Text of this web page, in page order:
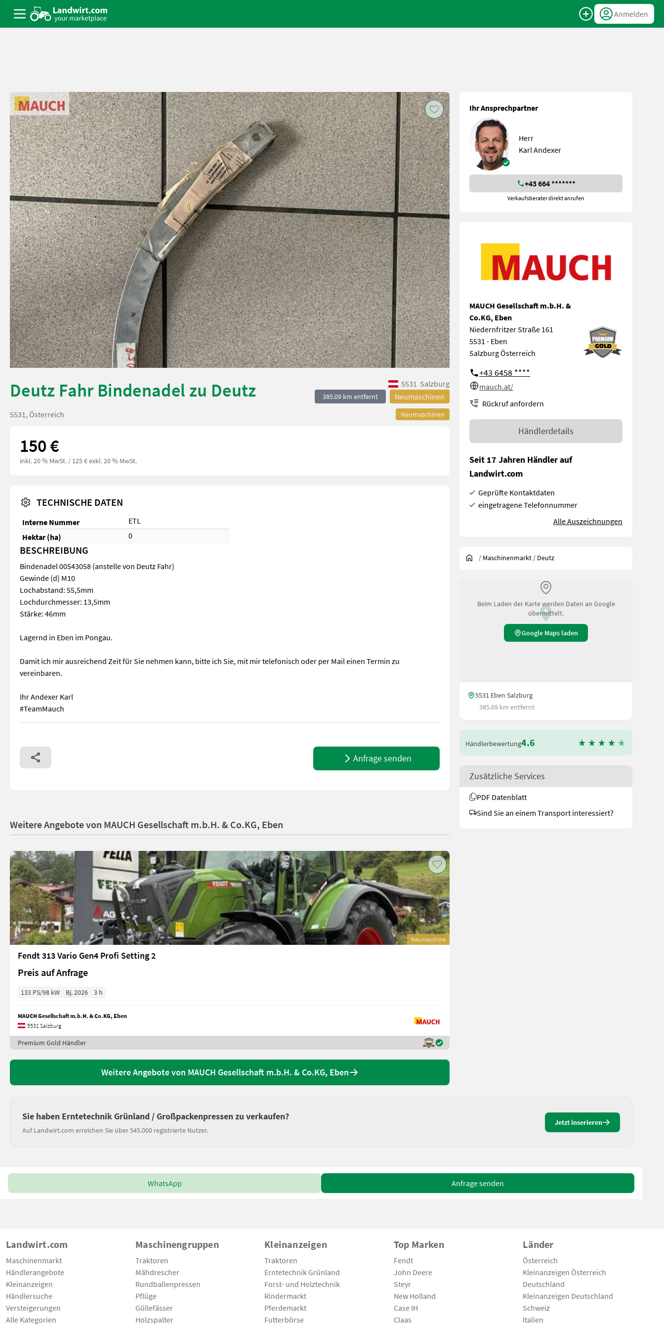
Anmelden
Deutz Fahr Bindenadel zu Deutz 5531 Salzburg
385.09 km entfernt Neumaschinen
Neumaschinen
5531, Österreich
150 €
inkl. 20 % MwSt. / 125 € exkl. 20 % MwSt.
TECHNISCHE DATEN
Interne Nummer
ETL
Hektar (ha)
0
BESCHREIBUNG
Bindenadel 00543058 (anstelle von Deutz Fahr)
Gewinde (d) M10
Lochabstand: 55,5mm
Lochdurchmesser: 13,5mm
Stärke: 46mm
Lagernd in Eben im Pongau.
Damit ich mir ausreichend Zeit für Sie nehmen kann, bitte ich Sie, mit mir telefonisch oder per Mail einen Termin zu
vereinbaren.
Ihr Andexer Karl
#TeamMauch
Bindenadel 00543058 (anstelle von Deutz Fahr) Gewinde (d) M10 Lochabstand: 55,5mm Lochdurchmesser: 13,5mm Stärke: 46mm Lagernd in Eben im Pongau. Damit ich mir ausreichend Zeit
Anfrage senden
Ihr Ansprechpartner
Herr
Karl Andexer
+43 664 *******
Verkaufsberater direkt anrufen
MAUCH Gesellschaft m.b.H. &
Co.KG, Eben
Niedernfritzer Straße 161
5531 - Eben
Salzburg Österreich
+43 6458 ****
mauch.at/
Rückruf anfordern
Händlerdetails
Seit 17 Jahren Händler auf
Landwirt.com
Geprüfte Kontaktdaten
eingetragene Telefonnummer
Alle Auszeichnungen
/ Maschinenmarkt / Deutz
Beim Laden der Karte werden Daten an Google
übermittelt.
Google Maps laden
5531 Eben Salzburg
385.09 km entfernt
Händlerbewertung4.6
Zusätzliche Services
PDF Datenblatt
Sind Sie an einem Transport interessiert?
Weitere Angebote von MAUCH Gesellschaft m.b.H. & Co.KG, Eben
Neumaschine
Fendt 313 Vario Gen4 Profi Setting 2
Preis auf Anfrage
133 PS/98 kW Bj. 2026 3 h
MAUCH Gesellschaft m.b.H. & Co.KG, Eben
5531 Salzburg
Premium Gold Händler
Weitere Angebote von MAUCH Gesellschaft m.b.H. & Co.KG, Eben
Sie haben Erntetechnik Grünland / Großpackenpressen zu verkaufen?
Auf Landwirt.com erreichen Sie über 545.000 registrierte Nutzer.
Jetzt inserieren
WhatsApp Anfrage senden
Landwirt.com
Maschinenmarkt
Händlerangebote
Kleinanzeigen
Händlersuche
Versteigerungen
Alle Kategorien
Maschinengruppen
Traktoren
Mähdrescher
Rundballenpressen
Pflüge
Güllefässer
Holzspalter
Kleinanzeigen
Traktoren
Erntetechnik Grünland
Forst- und Holztechnik
Rindermarkt
Pferdemarkt
Futterbörse
Top Marken
Fendt
John Deere
Steyr
New Holland
Case IH
Claas
Länder
Österreich
Kleinanzeigen Österreich
Deutschland
Kleinanzeigen Deutschland
Schweiz
Italien